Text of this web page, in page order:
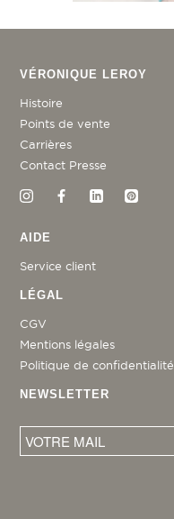
VÉRONIQUE LEROY
Histoire
Points de vente
Carrières
Contact Presse
AIDE
Service client
LÉGAL
CGV
Mentions légales
Politique de confidentialité
NEWSLETTER